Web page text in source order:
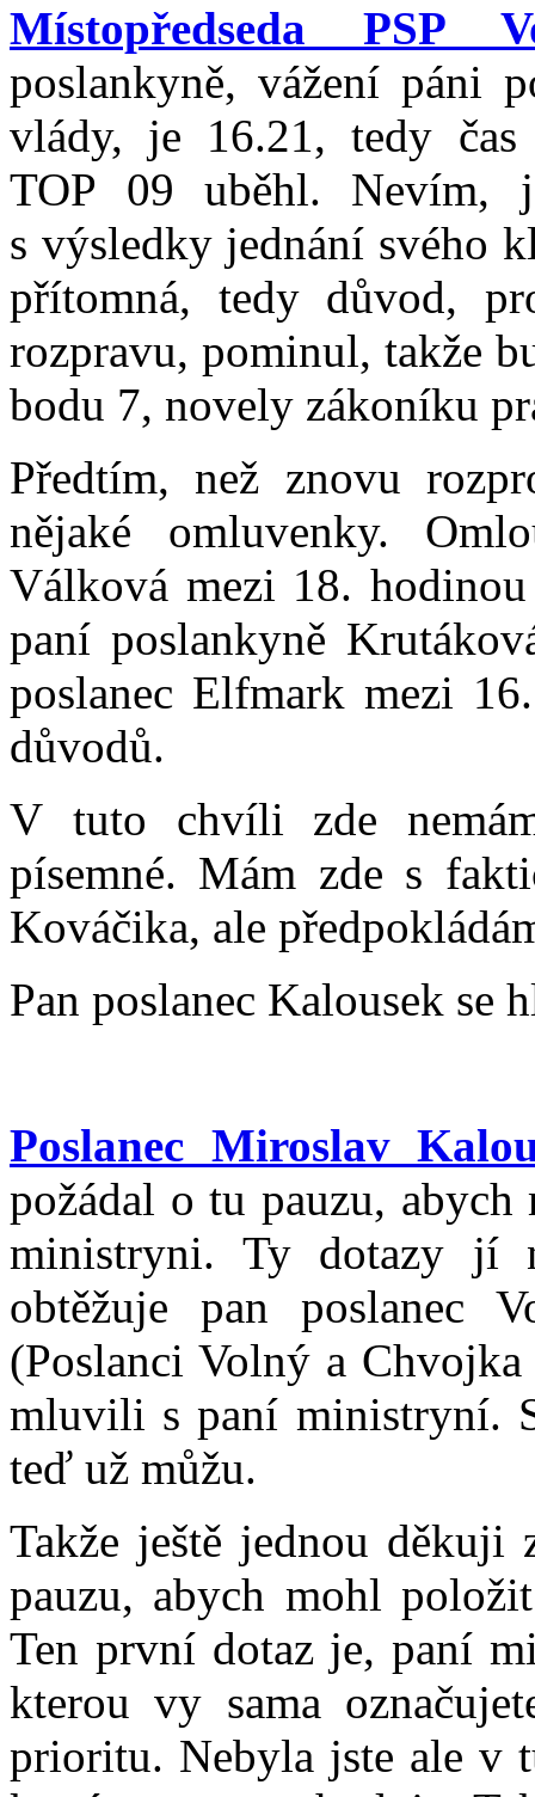
Místopředseda PSP
poslankyně, vážení páni
vlády, je 16.21, tedy
TOP 09 uběhl. Nevím,
s výsledky jednání svého
přítomná, tedy důvod,
rozpravu, pominul, takže
bodu 7, novely zákoníku
Předtím, než znovu
nějaké omluvenky.
Válková mezi 18.
paní poslankyně
poslanec Elfmark mezi
důvodů.
V tuto chvíli zde
písemné. Mám zde s
Kováčika, ale
Pan poslanec Kalousek se
Poslanec Miroslav
požádal o tu pauzu,
ministryni. Ty dotazy jí
obtěžuje pan poslanec
(Poslanci Volný a
mluvili s paní ministryní.
teď už můžu.
Takže ještě jednou
pauzu, abych mohl
Ten první dotaz je, paní
kterou vy sama
prioritu. Nebyla jste ale v